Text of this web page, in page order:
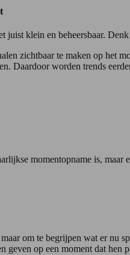
klein en beheersbaar.
zichtbaar te maken op het
Daardoor worden trends
momentopname is, maar
om te begrijpen wat er nu
geven op een moment dat hen